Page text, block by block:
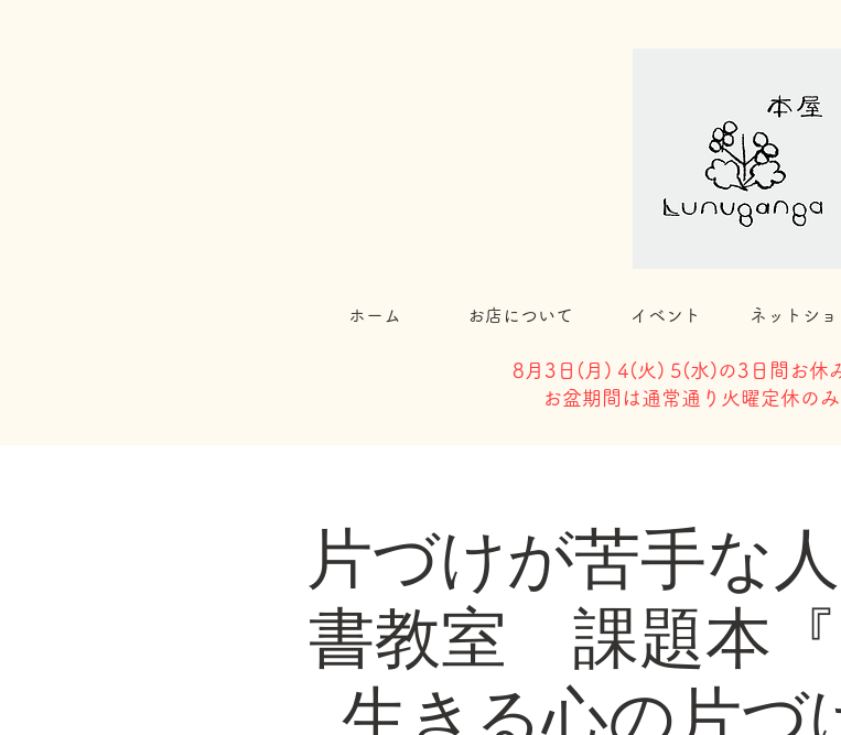
ホーム お店について イベント ネットシ
8月3日( 月) 4(火) 5(水)の3日間お休
お盆期間は通常通り火曜定休のみ
片づけが苦手な
書教室 課題本
生きる心の片づ